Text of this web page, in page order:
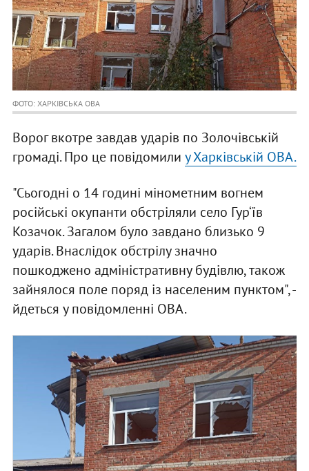
ФОТО: ХАРКІВСЬКА ОВА
Ворог вкотре завдав ударів по Золочівській
громаді. Про це повідомили у Харківській ОВА.
"Сьогодні о 14 годині мінометним вогнем
російські окупанти обстріляли село Гур‘їв
Козачок. Загалом було завдано близько 9
ударів. Внаслідок обстрілу значно
пошкоджено адміністративну будівлю, також
зайнялося поле поряд із населеним пунктом", -
йдеться у повідомленні ОВА.